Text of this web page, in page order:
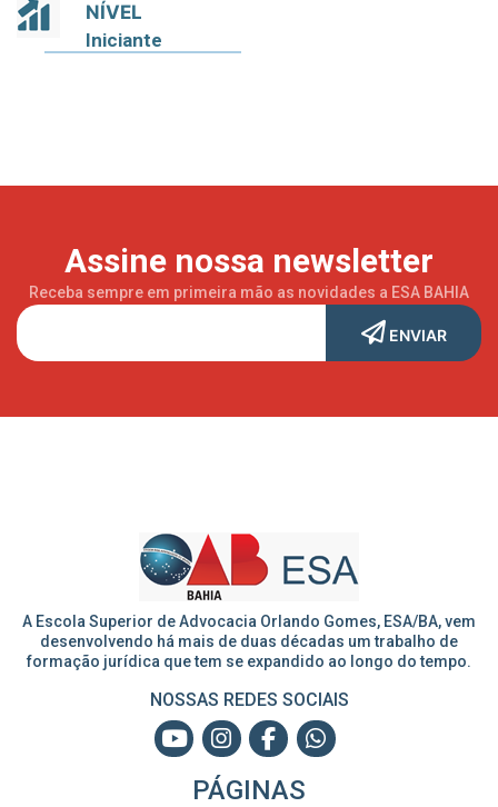
NÍVEL
Iniciante
Assine nossa newsletter
Receba sempre em primeira mão as novidades a ESA BAHIA
ENVIAR
A Escola Superior de Advocacia Orlando Gomes, ESA/BA, vem
desenvolvendo há mais de duas décadas um trabalho de
formação jurídica que tem se expandido ao longo do tempo.
NOSSAS REDES SOCIAIS
PÁGINAS